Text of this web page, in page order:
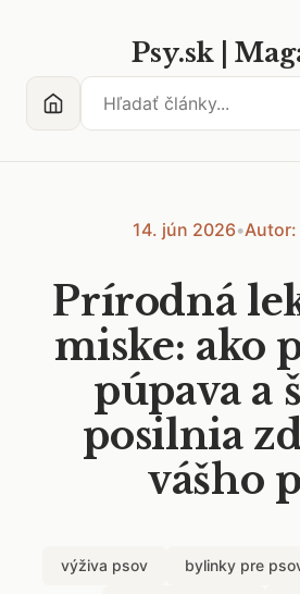
Psy.sk |
14. jún 2026•Autor:
Prírodná
miske: ako
púpava a
posilnia
vášho
výživa psov bylinky pre